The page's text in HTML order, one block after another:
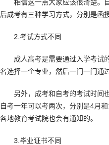
相信这一点大家应该很清楚。自
后成考有三种学习方式，分别是函
2.考试方式不同
成人高考是需要通过入学考试的
名选择一个专业，然后一门一门通
另外，成考和自考的考试时间也
自考一年可以考两次，分别是4月
各地教育考试院也会有通知的。
3.毕业证书不同